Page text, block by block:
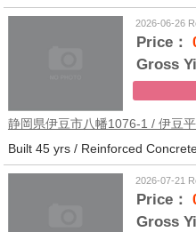
2026-06-26
Price：
Gross
静岡県伊豆市八幡1076-1 / 伊豆
2026-07-21
Price：
Gross